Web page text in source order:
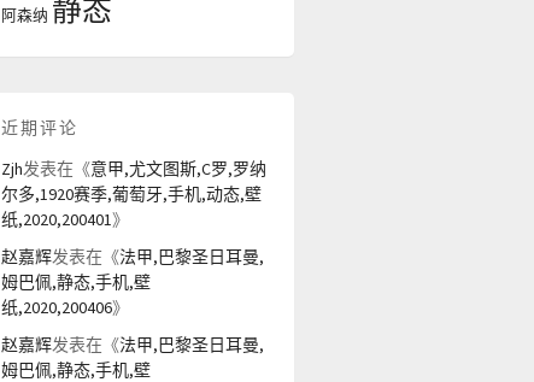
阿森纳 静态
近期评论
Zjh发表在《意甲,尤文图斯,C罗,罗纳
尔多,1920赛季,葡萄牙,手机,动态,壁
纸,2020,200401》
赵嘉辉发表在《法甲,巴黎圣日耳曼,
姆巴佩,静态,手机,壁
纸,2020,200406》
赵嘉辉发表在《法甲,巴黎圣日耳曼,
姆巴佩,静态,手机,壁